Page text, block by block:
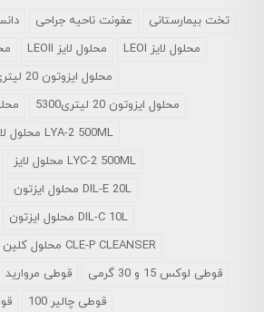
عفونت ناحیه جراحی
تخت بیمارستانی
LEOII محلول لایز
LEOI محلول لایز
محلول ایزوتون 20 لیتری6800
محلول
محلول ایزوتون 20 لیتری5300
محلول لایز LYA-2 500ML
محلول لایز LYC-2 500ML
محلول ایزتون DIL-E 20L
محلول ایزتون DIL-C 10L
محلول کلین CLE-P CLEANSER
قوطی مروارید
قوطی لوکس 15 و 30 گرمی
قوطی چالیر 100